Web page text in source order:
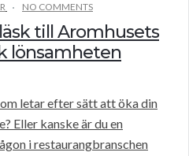
NO COMMENTS
till Aromhusets
lönsamheten
letar efter sätt att öka din
Eller kanske är du en
i restaurangbranschen